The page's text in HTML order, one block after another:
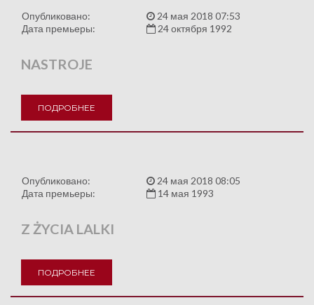
Опубликовано:
24 мая 2018 07:53
Дата премьеры:
24 октября 1992
NASTROJE
ПОДРОБНЕЕ
Опубликовано:
24 мая 2018 08:05
Дата премьеры:
14 мая 1993
Z ŻYCIA LALKI
ПОДРОБНЕЕ